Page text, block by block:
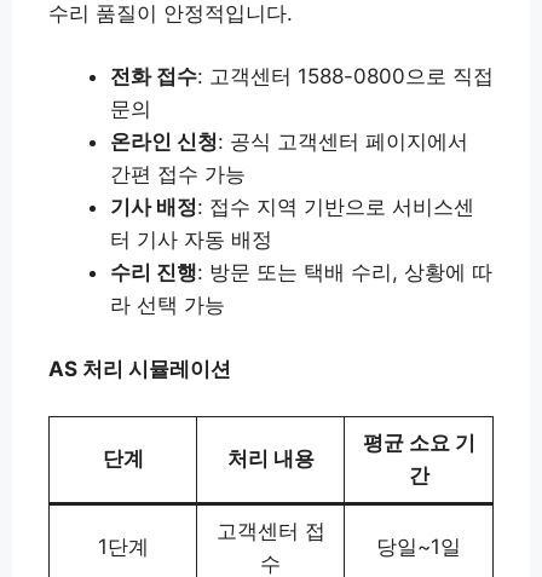
수리 품질이 안정적입니다.
전화 접수: 고객센터 1588-0800으로 직접
문의
온라인 신청: 공식 고객센터 페이지에서
간편 접수 가능
기사 배정: 접수 지역 기반으로 서비스센
터 기사 자동 배정
수리 진행: 방문 또는 택배 수리, 상황에 따
라 선택 가능
AS 처리 시뮬레이션
단계 처리 내용
평균 소요 기
간
1단계
고객센터 접
수
당일~1일